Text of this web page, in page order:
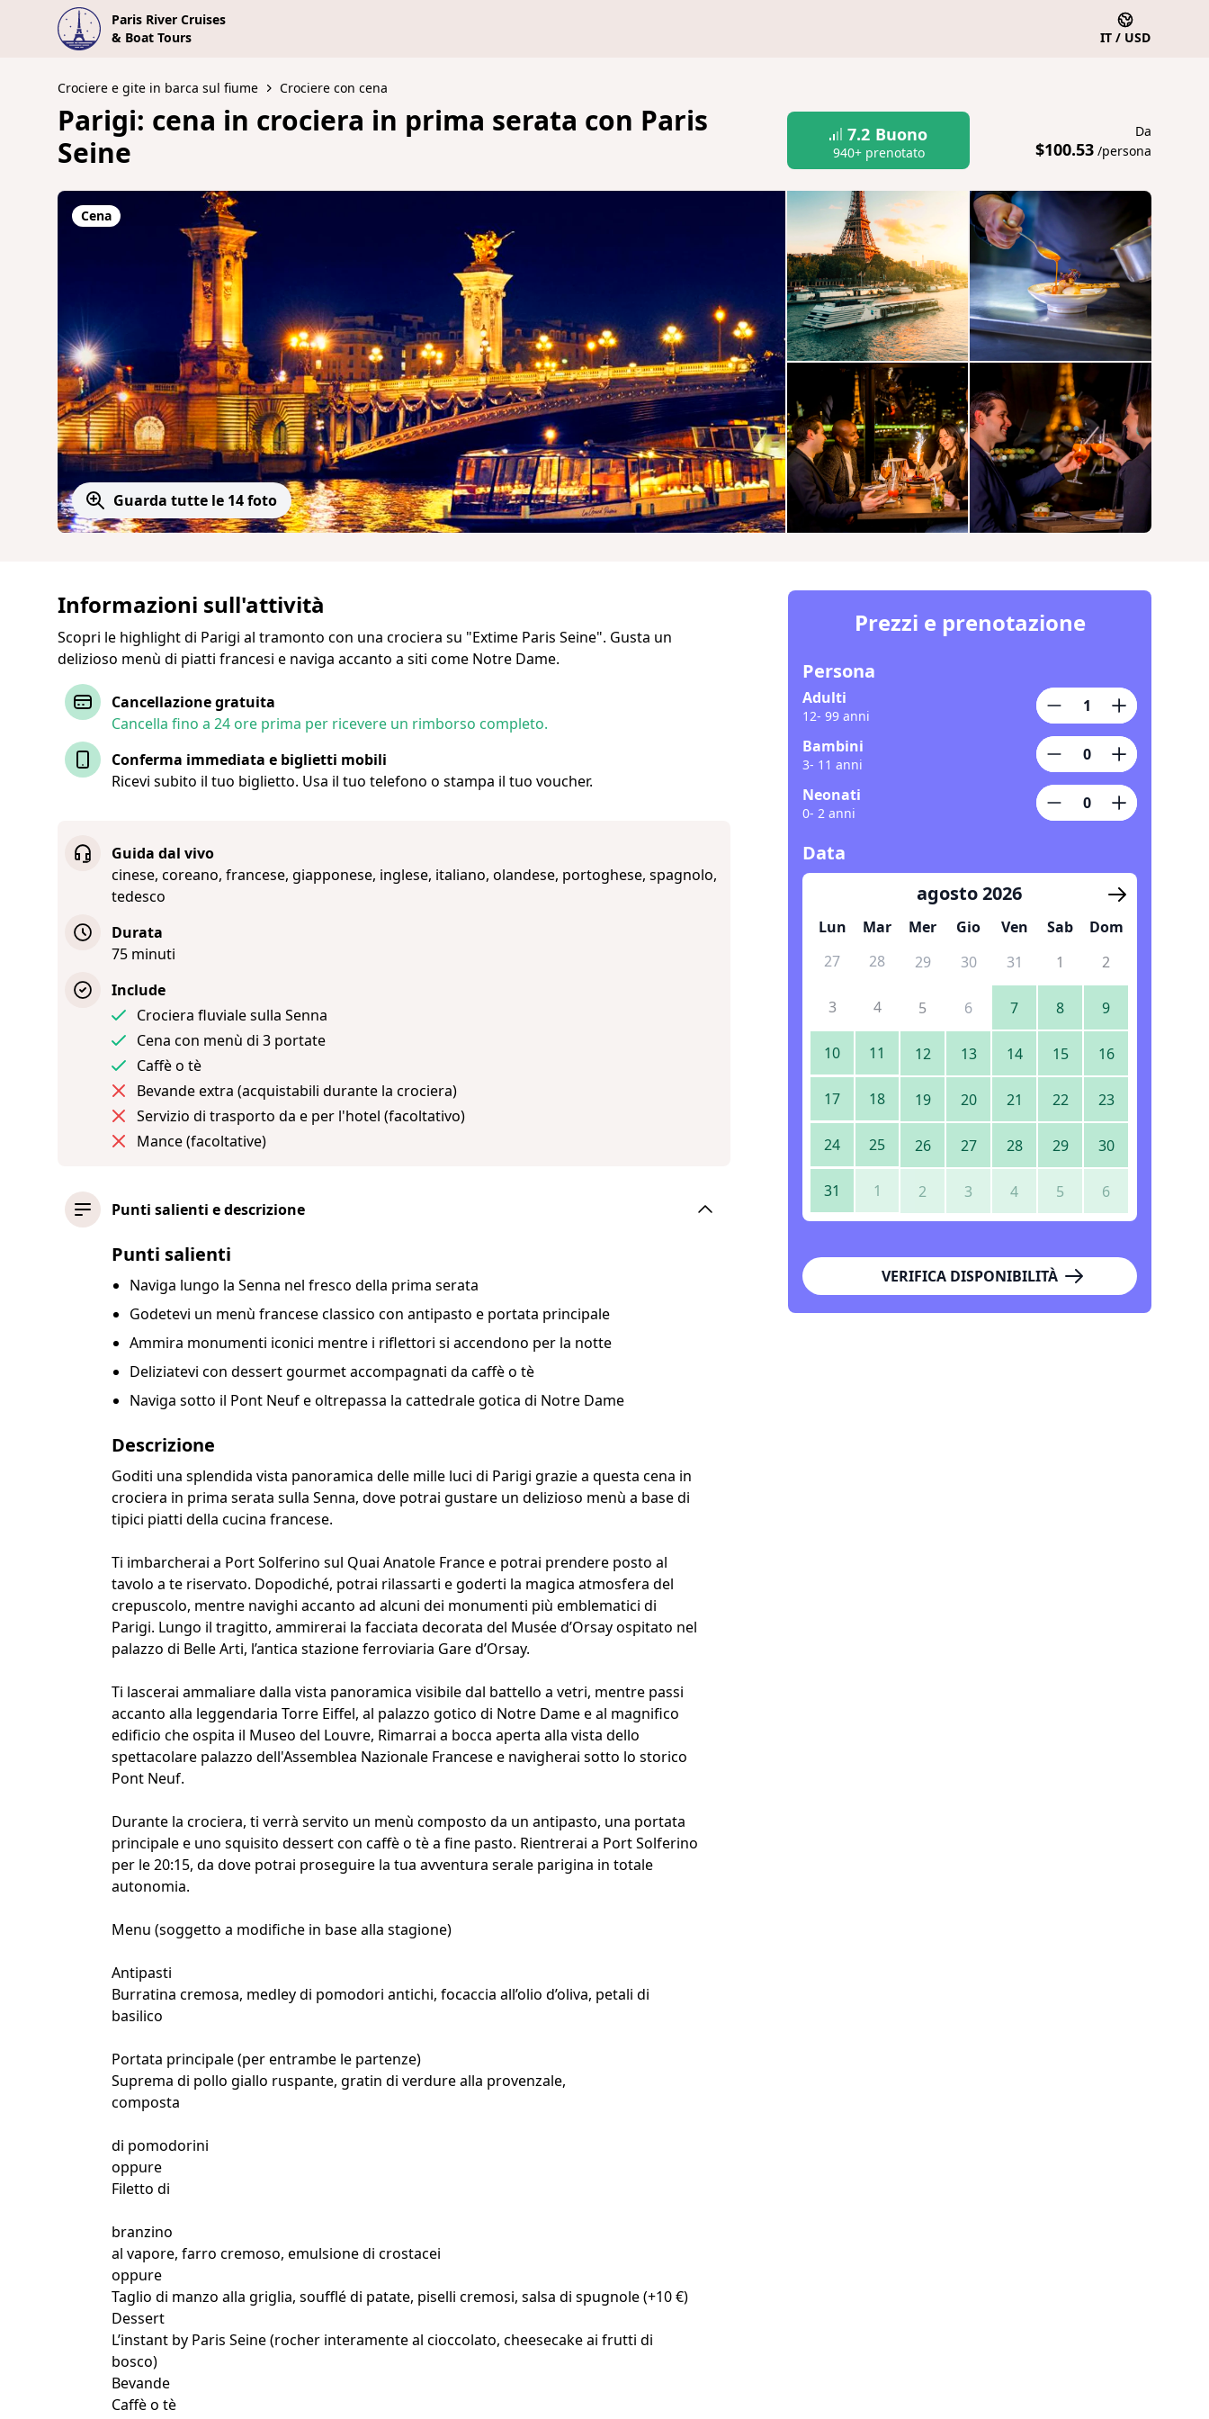
Paris River Cruises
& Boat Tours
IT / USD
Crociere e gite in barca sul fiume Crociere con cena
Parigi: cena in crociera in prima serata con Paris
Seine
7.2 Buono
940+ prenotato
Da
$100.53 /persona
Cena
Guarda tutte le 14 foto
Informazioni sull'attività
Scopri le highlight di Parigi al tramonto con una crociera su "Extime Paris Seine". Gusta un
delizioso menù di piatti francesi e naviga accanto a siti come Notre Dame.
Cancellazione gratuita
Cancella fino a 24 ore prima per ricevere un rimborso completo.
Conferma immediata e biglietti mobili
Ricevi subito il tuo biglietto. Usa il tuo telefono o stampa il tuo voucher.
Guida dal vivo
cinese, coreano, francese, giapponese, inglese, italiano, olandese, portoghese, spagnolo,
tedesco
Durata
75 minuti
Include
Crociera fluviale sulla Senna
Cena con menù di 3 portate
Caffè o tè
Bevande extra (acquistabili durante la crociera)
Servizio di trasporto da e per l'hotel (facoltativo)
Mance (facoltative)
Punti salienti e descrizione
Punti salienti
Naviga lungo la Senna nel fresco della prima serata
Godetevi un menù francese classico con antipasto e portata principale
Ammira monumenti iconici mentre i riflettori si accendono per la notte
Deliziatevi con dessert gourmet accompagnati da caffè o tè
Naviga sotto il Pont Neuf e oltrepassa la cattedrale gotica di Notre Dame
Descrizione
Goditi una splendida vista panoramica delle mille luci di Parigi grazie a questa cena in
crociera in prima serata sulla Senna, dove potrai gustare un delizioso menù a base di
tipici piatti della cucina francese.
Ti imbarcherai a Port Solferino sul Quai Anatole France e potrai prendere posto al
tavolo a te riservato. Dopodiché, potrai rilassarti e goderti la magica atmosfera del
crepuscolo, mentre navighi accanto ad alcuni dei monumenti più emblematici di
Parigi. Lungo il tragitto, ammirerai la facciata decorata del Musée d’Orsay ospitato nel
palazzo di Belle Arti, l’antica stazione ferroviaria Gare d’Orsay.
Ti lascerai ammaliare dalla vista panoramica visibile dal battello a vetri, mentre passi
accanto alla leggendaria Torre Eiffel, al palazzo gotico di Notre Dame e al magnifico
edificio che ospita il Museo del Louvre, Rimarrai a bocca aperta alla vista dello
spettacolare palazzo dell'Assemblea Nazionale Francese e navigherai sotto lo storico
Pont Neuf.
Durante la crociera, ti verrà servito un menù composto da un antipasto, una portata
principale e uno squisito dessert con caffè o tè a fine pasto. Rientrerai a Port Solferino
per le 20:15, da dove potrai proseguire la tua avventura serale parigina in totale
autonomia.
Menu (soggetto a modifiche in base alla stagione)
Antipasti
Burratina cremosa, medley di pomodori antichi, focaccia all’olio d’oliva, petali di
basilico
Portata principale (per entrambe le partenze)
Suprema di pollo giallo ruspante, gratin di verdure alla provenzale,
composta
di pomodorini
oppure
Filetto di
branzino
al vapore, farro cremoso, emulsione di crostacei
oppure
Taglio di manzo alla griglia, soufflé di patate, piselli cremosi, salsa di spugnole (+10 €)
Dessert
L’instant by Paris Seine (rocher interamente al cioccolato, cheesecake ai frutti di
bosco)
Bevande
Caffè o tè
Prezzi e prenotazione
Persona
Adulti
12- 99 anni
Bambini
3- 11 anni
Neonati
0- 2 anni
Data
agosto 2026
Lun Mar Mer Gio Ven Sab
Dom
27
28 29 30 31 1 2
3 4 5 6 7 8 9
10 11 12 13 14 15 16
17 18 19 20 21 22 23
24 25 26 27 28 29 30
31 1 2 3 4 5 6
VERIFICA DISPONIBILITÀ